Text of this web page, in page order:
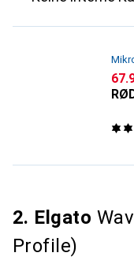
2. Elgato
Profile)